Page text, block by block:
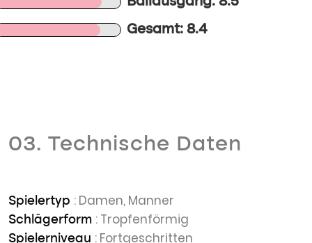
Gesamt: 8.4
03. Technische Daten
Spielertyp : Damen, Manner
Schlägerform : Tropfenförmig
Spielerniveau : Fortgeschritten